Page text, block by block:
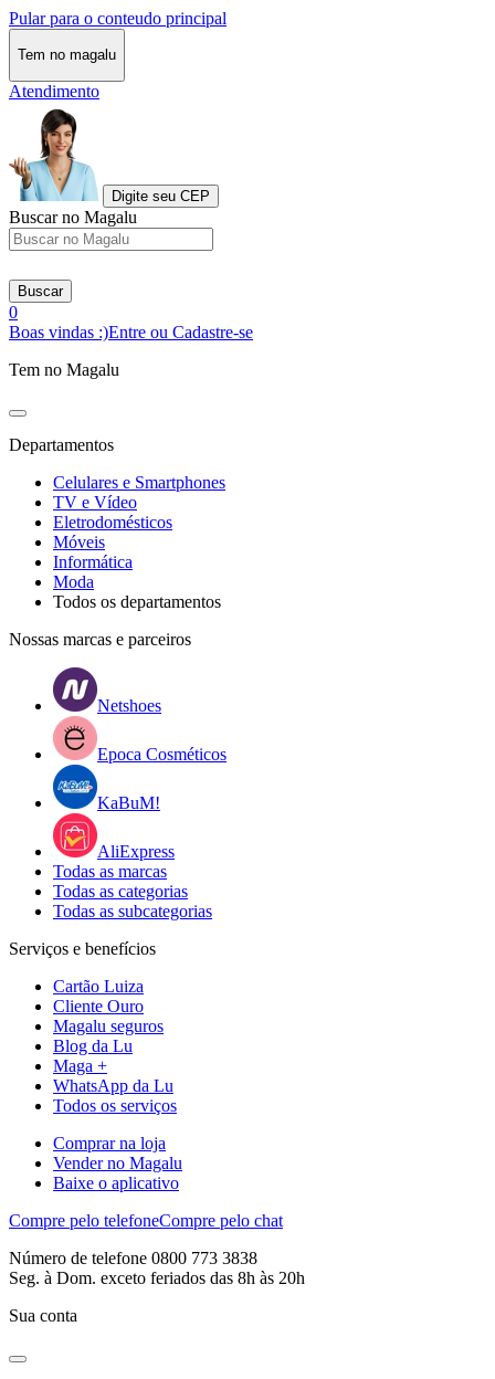
Pular para o conteudo principal
Tem no magalu
Atendimento
Digite seu CEP
Buscar no Magalu
Buscar
0
Boas vindas :)Entre ou Cadastre-se
Tem no Magalu
Departamentos
Celulares e Smartphones
TV e Vídeo
Eletrodomésticos
Móveis
Informática
Moda
Todos os departamentos
Nossas marcas e parceiros
Netshoes
Epoca Cosméticos
KaBuM!
AliExpress
Todas as marcas
Todas as categorias
Todas as subcategorias
Serviços e benefícios
Cartão Luiza
Cliente Ouro
Magalu seguros
Blog da Lu
Maga +
WhatsApp da Lu
Todos os serviços
Comprar na loja
Vender no Magalu
Baixe o aplicativo
Compre pelo telefoneCompre pelo chat
Número de telefone 0800 773 3838
Seg. à Dom. exceto feriados das 8h às 20h
Sua conta